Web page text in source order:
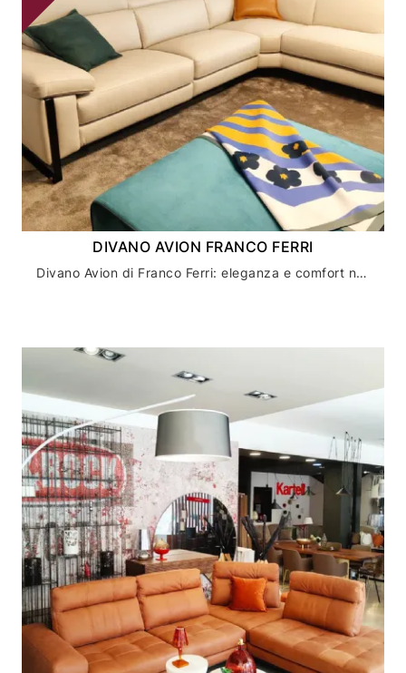
DIVANO AVION FRANCO FERRI
Divano Avion di Franco Ferri: eleganza e comfort nel living